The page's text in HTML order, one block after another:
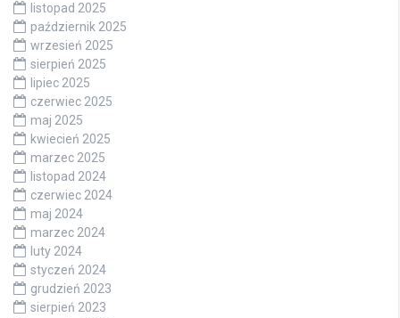
listopad 2025
październik 2025
wrzesień 2025
sierpień 2025
lipiec 2025
czerwiec 2025
maj 2025
kwiecień 2025
marzec 2025
listopad 2024
czerwiec 2024
maj 2024
marzec 2024
luty 2024
styczeń 2024
grudzień 2023
sierpień 2023